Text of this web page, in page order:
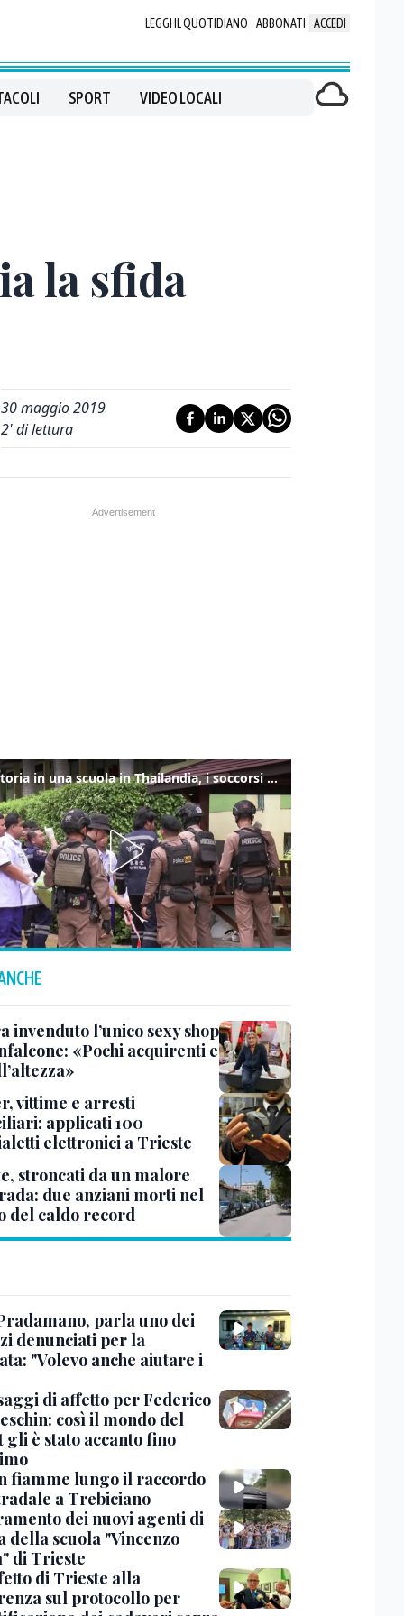
LEGGI IL QUOTIDIANO ABBONATI ACCEDI
SPORT VIDEO LOCALI
la sfida
30 maggio 2019
2' di lettura
Sparatoria in una scuola in Thailandia, i soccorsi sul posto
invenduto l’unico sexy shop
«Pochi acquirenti e
vittime e arresti
applicati 100
elettronici a Trieste
stroncati da un malore
due anziani morti nel
del caldo record
parla uno dei
denunciati per la
"Volevo anche aiutare i
di affetto per Federico
così il mondo del
gli è stato accanto fino
fiamme lungo il raccordo
a Trebiciano
dei nuovi agenti di
della scuola "Vincenzo
di Trieste
di Trieste alla
sul protocollo per